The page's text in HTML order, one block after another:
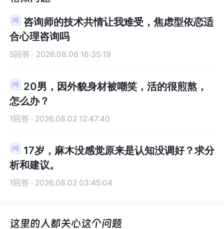
咨询师的技术共情让我难受，焦虑型依恋适
合心理咨询吗
5回答 · 2026.08.06 16:35:19
20男，因外貌身材被嘲笑，活的很煎熬，
怎么办？
1回答 · 2026.08.02 12:47:40
17岁，麻木没感觉原来是认知没调好？求分
析和建议。
1回答 · 2026.08.02 03:45:04